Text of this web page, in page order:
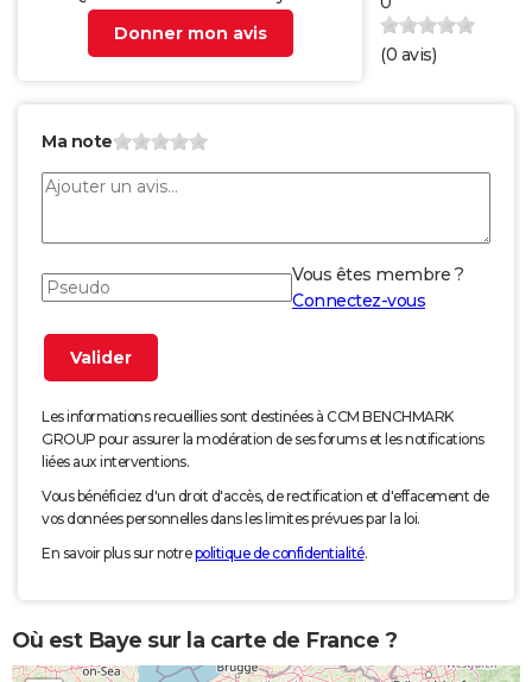
Donner mon avis
(0 avis)
Ma note
Vous êtes membre ?
Connectez-vous
Les informations recueillies sont destinées à CCM BENCHMARK
GROUP pour assurer la modération de ses forums et les notifications
liées aux interventions.
Vous bénéficiez d'un droit d'accès, de rectification et d'effacement de
vos données personnelles dans les limites prévues par la loi.
En savoir plus sur notrepolitique de confidentialité.
Où est Baye sur la carte de France ?